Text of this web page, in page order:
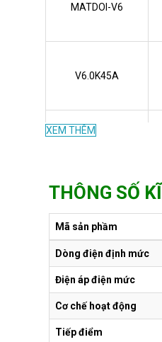
MATDOI-V6
V6.0K45A
V6.0G-1DH
V6.0G-1DS
XEM THÊM
THÔNG SỐ
Mã sản phầm
Dòng điện định mức
Điện áp điện mức
Cơ chế hoạt động
Tiếp điểm